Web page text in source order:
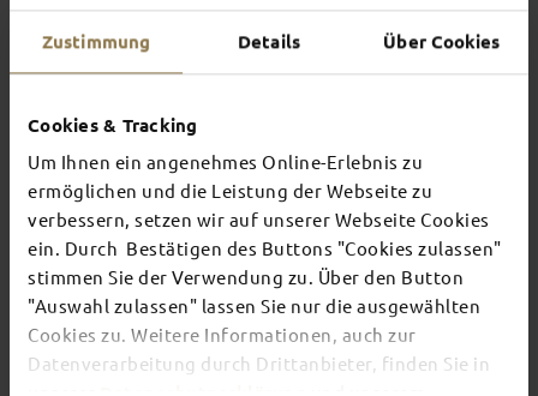
Zustimmung Details Über Cookies
Cookies & Tracking
Um Ihnen ein angenehmes Online-Erlebnis zu
ermöglichen und die Leistung der Webseite zu
verbessern, setzen wir auf unserer Webseite Cookies
ein. Durch Bestätigen des Buttons "Cookies zulassen"
stimmen Sie der Verwendung zu. Über den Button
"Auswahl zulassen" lassen Sie nur die ausgewählten
Cookies zu. Weitere Informationen, auch zur
Datenverarbeitung durch Drittanbieter, finden Sie in
Adventurous
EXPLORE FULDA
ON YOUR OWN
Individual travellers tend to like an adventure.
You do too? Turn your trip to Fulda into a mini
expedition and explore the city on your own. You
can organise your stay to suit your mood and your